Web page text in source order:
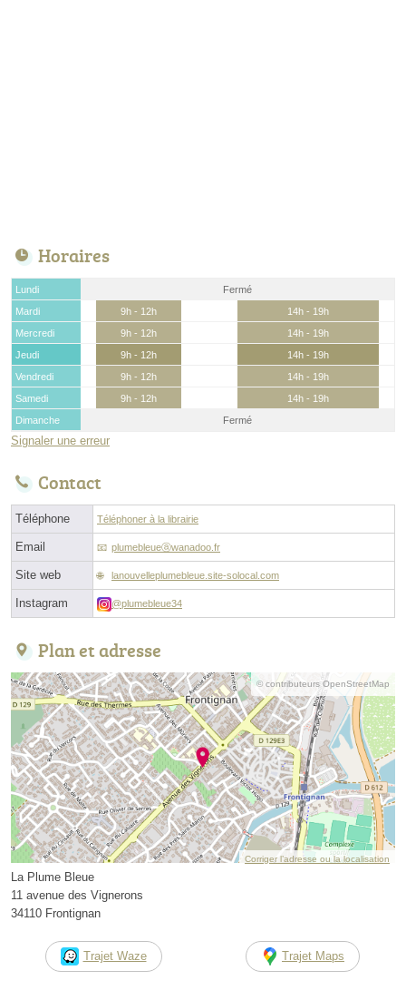
Horaires
Lundi
Fermé
Mardi
9h - 12h
14h - 19h
Mercredi
9h - 12h
14h - 19h
Jeudi
9h - 12h
14h - 19h
Vendredi
9h - 12h
14h - 19h
Samedi
9h - 12h
14h - 19h
Dimanche
Fermé
Signaler une erreur
Contact
Téléphone Téléphoner à la librairie
Email plumebleueⓐwanadoo.fr
Site web lanouvelleplumebleue.site-solocal.com
Instagram @plumebleue34
Plan et adresse
© contributeurs OpenStreetMap
Corriger l’adresse ou la localisation
La Plume Bleue
11 avenue des Vignerons
34110 Frontignan
Trajet Waze Trajet Maps